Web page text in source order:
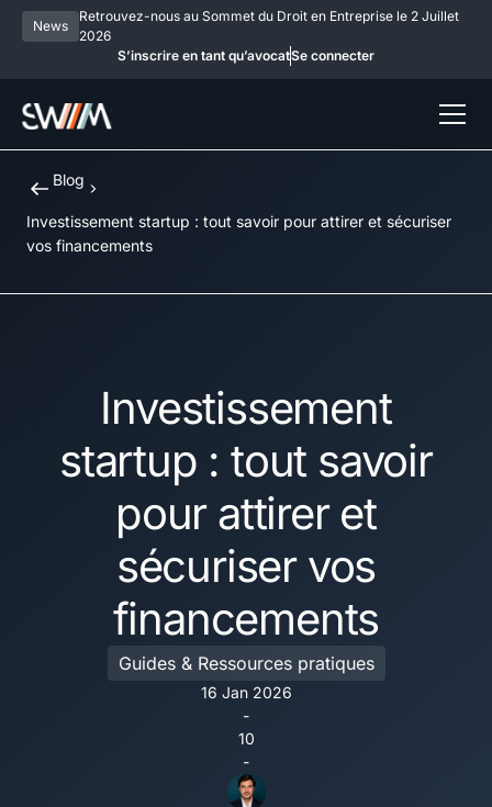
News
Retrouvez-nous au Sommet du Droit en Entreprise le 2 Juillet
2026
S’inscrire en tant qu’avocatSe connecter
Blog
Investissement startup : tout savoir pour attirer et sécuriser
vos financements
Investissement
startup : tout savoir
pour attirer et
sécuriser vos
financements
Guides & Ressources pratiques
16 Jan 2026
-
10
-